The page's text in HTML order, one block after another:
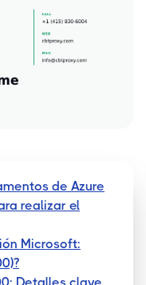
de Azure
realizar el
Microsoft: